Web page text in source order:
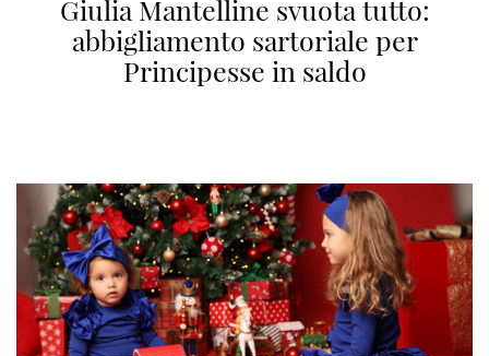
Giulia Mantelline svuota tutto:
abbigliamento sartoriale per
Principesse in saldo